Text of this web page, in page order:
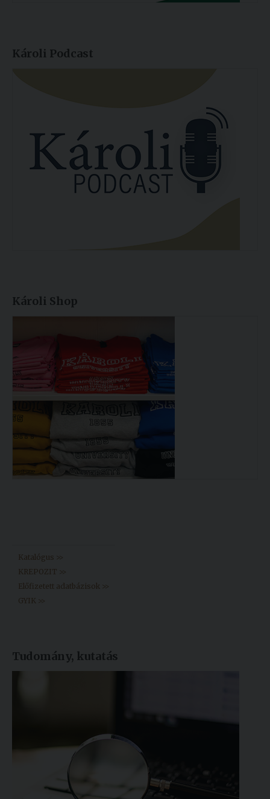
Károli Podcast
Károli Shop
Katalógus >>
KREPOZIT >>
Előfizetett adatbázisok >>
GYIK >>
Tudomány, kutatás